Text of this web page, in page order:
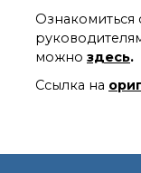
Документы
Контакты
Основные
Ознакомиться
можно здесь.
Ссылка на